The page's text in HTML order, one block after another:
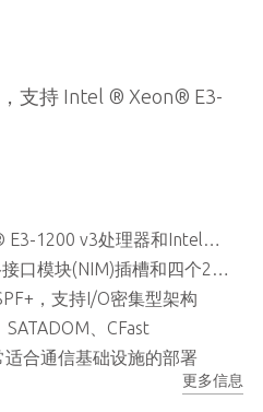
支持 Intel ® Xeon® E3-
v3处理器和Intel® C226 芯片组
插槽和四个2.5" /3.5" SATA硬盘槽位
，支持I/O密集型架构
、CFast
合通信基础设施的部署
更多信息